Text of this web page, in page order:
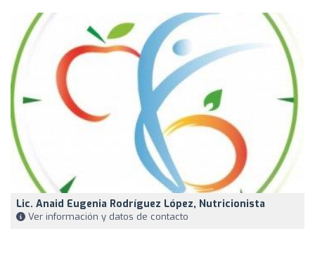
Lic. Anaid Eugenia Rodríguez López, Nutricionista
Ver información y datos de contacto